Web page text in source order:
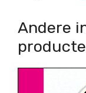
Andere